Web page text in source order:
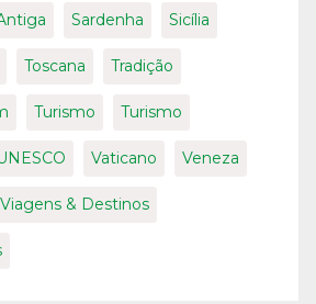
Sardenha Sicília
Toscana Tradição
Turismo Turismo
Vaticano Veneza
Viagens & Destinos